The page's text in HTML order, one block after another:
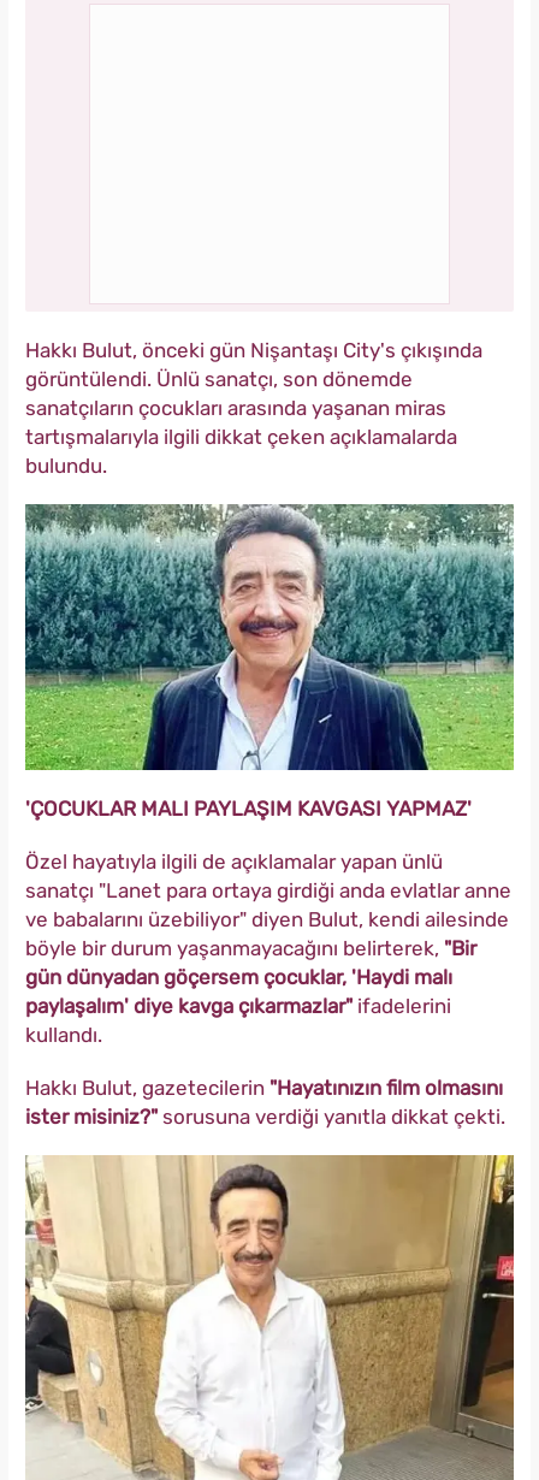
Hakkı Bulut, önceki gün Nişantaşı City's çıkışında
görüntülendi. Ünlü sanatçı, son dönemde
sanatçıların çocukları arasında yaşanan miras
tartışmalarıyla ilgili dikkat çeken açıklamalarda
bulundu.
'ÇOCUKLAR MALI PAYLAŞIM KAVGASI YAPMAZ'
Özel hayatıyla ilgili de açıklamalar yapan ünlü
sanatçı "Lanet para ortaya girdiği anda evlatlar anne
ve babalarını üzebiliyor" diyen Bulut, kendi ailesinde
böyle bir durum yaşanmayacağını belirterek, "Bir
gün dünyadan göçersem çocuklar, 'Haydi malı
paylaşalım' diye kavga çıkarmazlar" ifadelerini
kullandı.
Hakkı Bulut, gazetecilerin "Hayatınızın film olmasını
ister misiniz?" sorusuna verdiği yanıtla dikkat çekti.